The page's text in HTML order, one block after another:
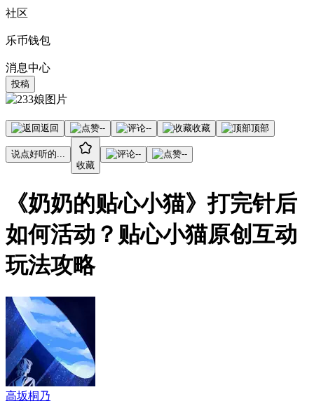
社区
乐币钱包
消息中心
投稿
返回 -- -- 收藏 顶部
说点好听的...
收藏
-- --
《奶奶的贴心小猫》打完针后
如何活动？贴心小猫原创互动
玩法攻略
高坂桐乃